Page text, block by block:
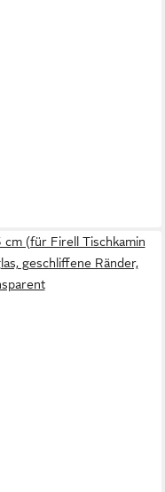
cm (für Firell Tischkamin
geschliffene Ränder,